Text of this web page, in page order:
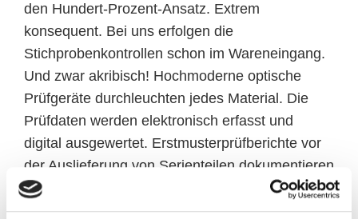
den Hundert-Prozent-Ansatz. Extrem
konsequent. Bei uns erfolgen die
Stichprobenkontrollen schon im Wareneingang.
Und zwar akribisch! Hochmoderne optische
Prüfgeräte durchleuchten jedes Material. Die
Prüfdaten werden elektronisch erfasst und
digital ausgewertet. Erstmusterprüfberichte vor
der Auslieferung von Serienteilen dokumentieren
die Qualität, die unser Haus verlässt. Alles kann
jederzeit nachvollzogen werden. Mit dem